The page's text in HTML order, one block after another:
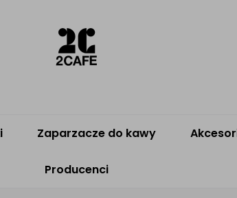
Zaparzacze do kawy
Producenci